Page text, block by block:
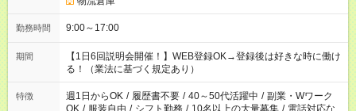
勤務時間 9:00～17:00
期間
【1日6回説明会開催！】WEB登録OK→登録後は好きな時に働け
る！（業法に基づく規定あり）
特徴 週1日からOK / 履歴書不要 / 40～50代活躍中 / 副業・Wワーク
OK / 服装自由 / シフト勤務 / 10名以上の大量募集 / 電話対応な